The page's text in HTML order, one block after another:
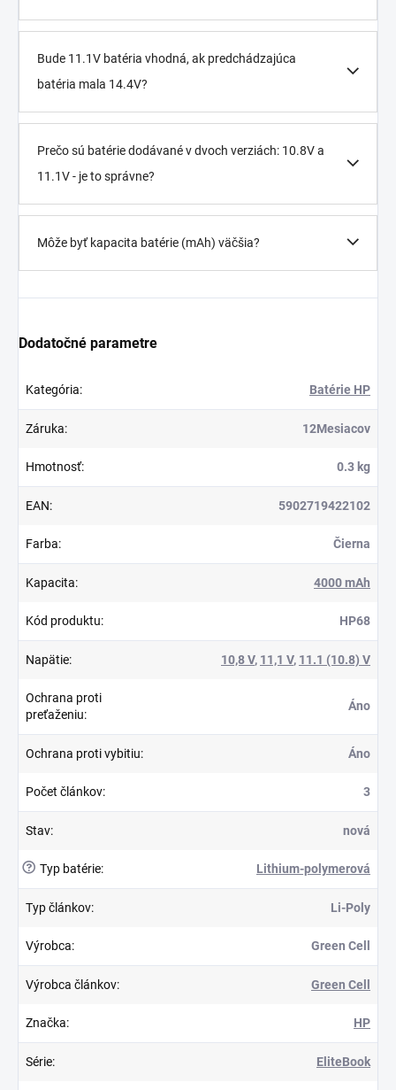
Bude 11.1V batéria vhodná, ak predchádzajúca
batéria mala 14.4V?
Prečo sú batérie dodávané v dvoch verziách: 10.8V a
11.1V - je to správne?
Môže byť kapacita batérie (mAh) väčšia?
Dodatočné parametre
Kategória: Batérie HP
Záruka: 12Mesiacov
Hmotnosť: 0.3 kg
EAN: 5902719422102
Farba: Čierna
Kapacita: 4000 mAh
Kód produktu: HP68
Napätie: 10,8 V, 11,1 V, 11.1 (10.8) V
Ochrana proti
preťaženiu:
Áno
Ochrana proti vybitiu: Áno
Počet článkov: 3
Stav: nová
? Typ batérie: Lithium-polymerová
Typ článkov: Li-Poly
Výrobca: Green Cell
Výrobca článkov: Green Cell
Značka: HP
Série: EliteBook